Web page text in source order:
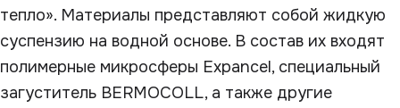
тепло». Материалы представляют собой жидкую
суспензию на водной основе. В состав их входят
полимерные микросферы Expancel, специальный
загуститель BERMOCOLL, а также другие